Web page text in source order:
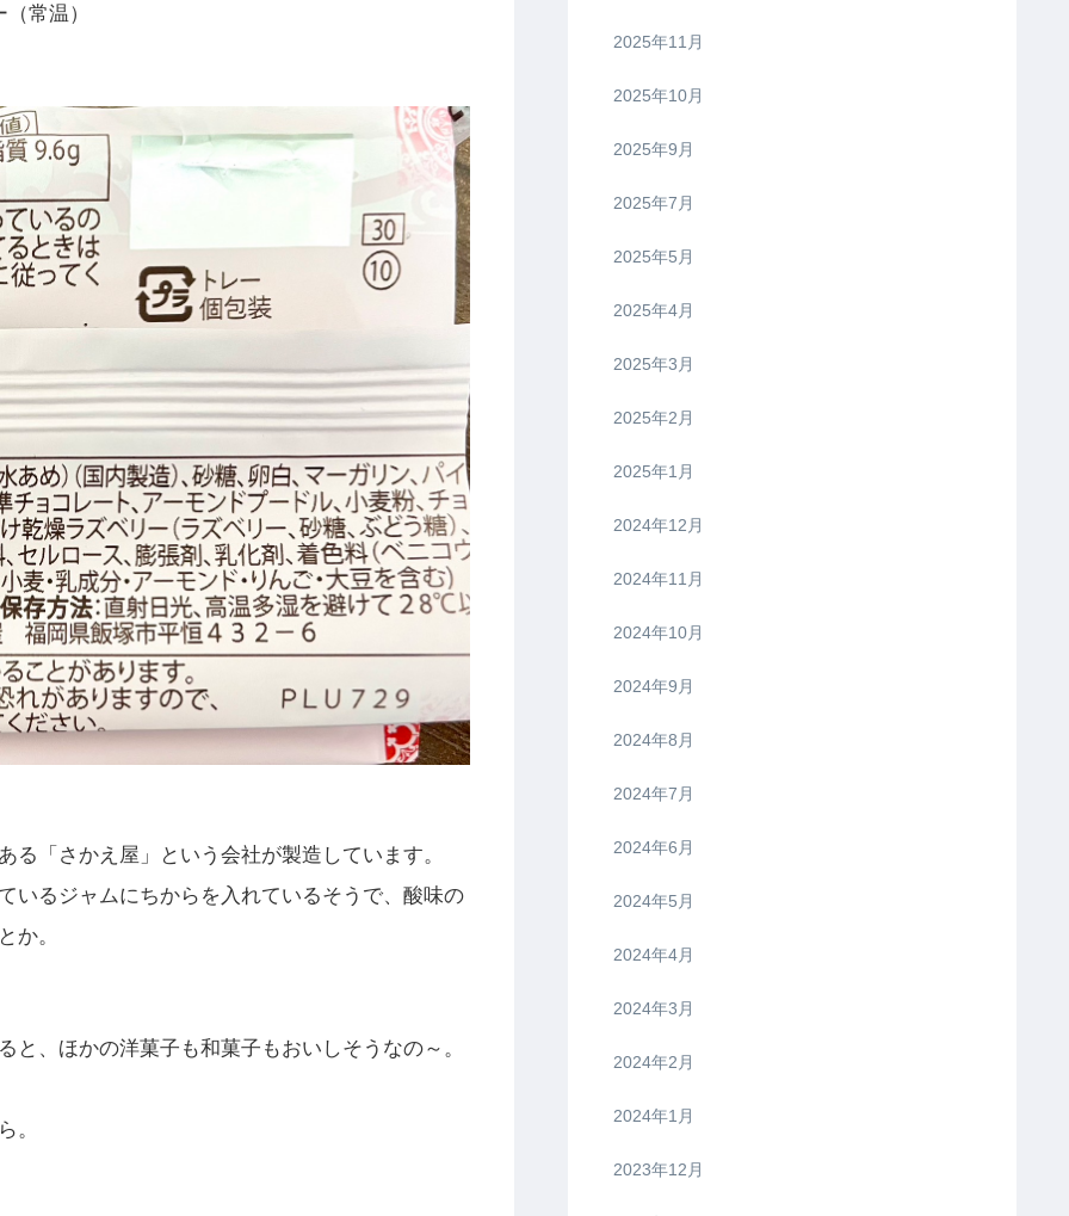
常温）
「さかえ屋」という会社が製造しています。
いるジャムにちからを入れているそうで、酸味の
か。
、ほかの洋菓子も和菓子もおいしそうなの～。
。
2025年11月
2025年10月
2025年9月
2025年7月
2025年5月
2025年4月
2025年3月
2025年2月
2025年1月
2024年12月
2024年11月
2024年10月
2024年9月
2024年8月
2024年7月
2024年6月
2024年5月
2024年4月
2024年3月
2024年2月
2024年1月
2023年12月